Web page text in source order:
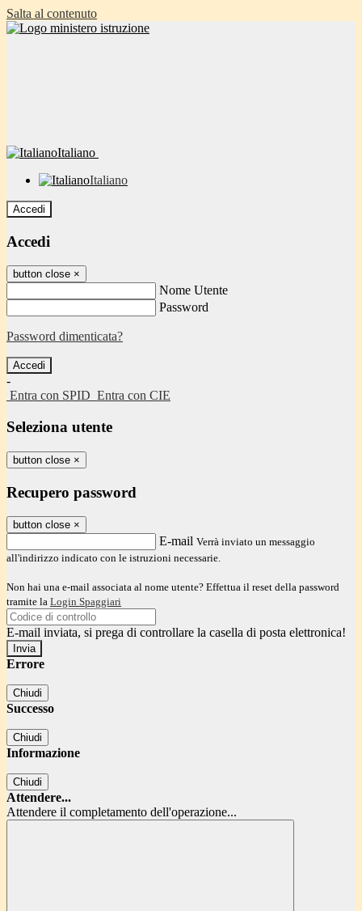
Salta al contenuto
Italiano
Italiano
Accedi
Accedi
button close ×
Nome Utente
Password
Password dimenticata?
-
Entra con SPID Entra con CIE
Seleziona utente
button close ×
Recupero password
button close ×
E-mail Verrà inviato un messaggio
all'indirizzo indicato con le istruzioni necessarie.
Non hai una e-mail associata al nome utente? Effettua il reset della password
tramite la Login Spaggiari
E-mail inviata, si prega di controllare la casella di posta elettronica!
Errore
Chiudi
Successo
Chiudi
Informazione
Chiudi
Attendere...
Attendere il completamento dell'operazione...